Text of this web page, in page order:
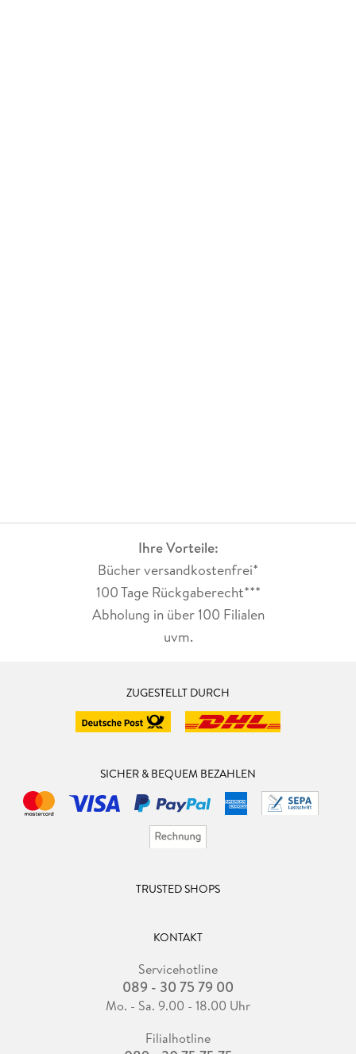
Ihre Vorteile:
Bücher versandkostenfrei*
100 Tage Rückgaberecht***
Abholung in über 100 Filialen
uvm.
ZUGESTELLT DURCH
SICHER & BEQUEM BEZAHLEN
TRUSTED SHOPS
KONTAKT
Servicehotline
089 - 30 75 79 00
Mo. - Sa. 9.00 - 18.00 Uhr
Filialhotline